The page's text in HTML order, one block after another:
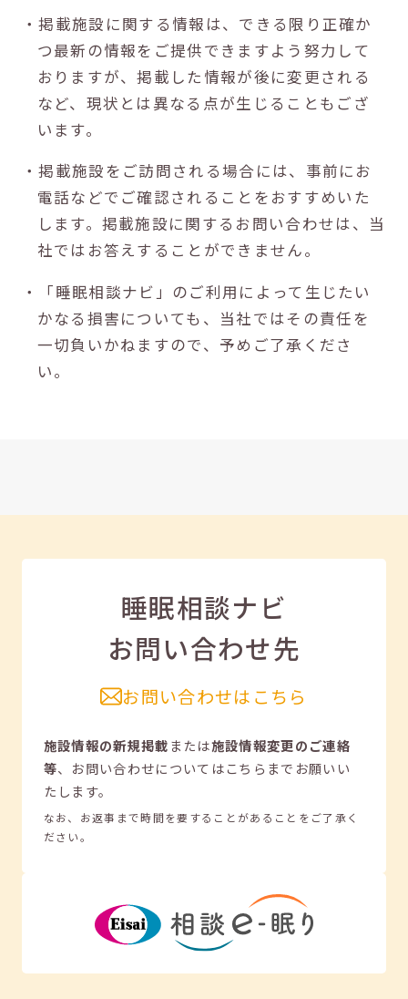
・掲載施設に関する情報は、できる限り正確か
つ最新の情報をご提供できますよう努力して
おりますが、掲載した情報が後に変更される
など、現状とは異なる点が生じることもござ
います。
・掲載施設をご訪問される場合には、事前にお
電話などでご確認されることをおすすめいた
します。掲載施設に関するお問い合わせは、当
社ではお答えすることができません。
・「睡眠相談ナビ」のご利用によって生じたい
かなる損害についても、当社ではその責任を
一切負いかねますので、予めご了承くださ
い。
睡眠相談ナビ
お問い合わせ先
お問い合わせはこちら
施設情報の新規掲載または施設情報変更のご連絡
等、 お問い合わせについてはこちらまでお願いい
たします。
なお、お返事まで時間を要することがあることをご了承く
ださい。